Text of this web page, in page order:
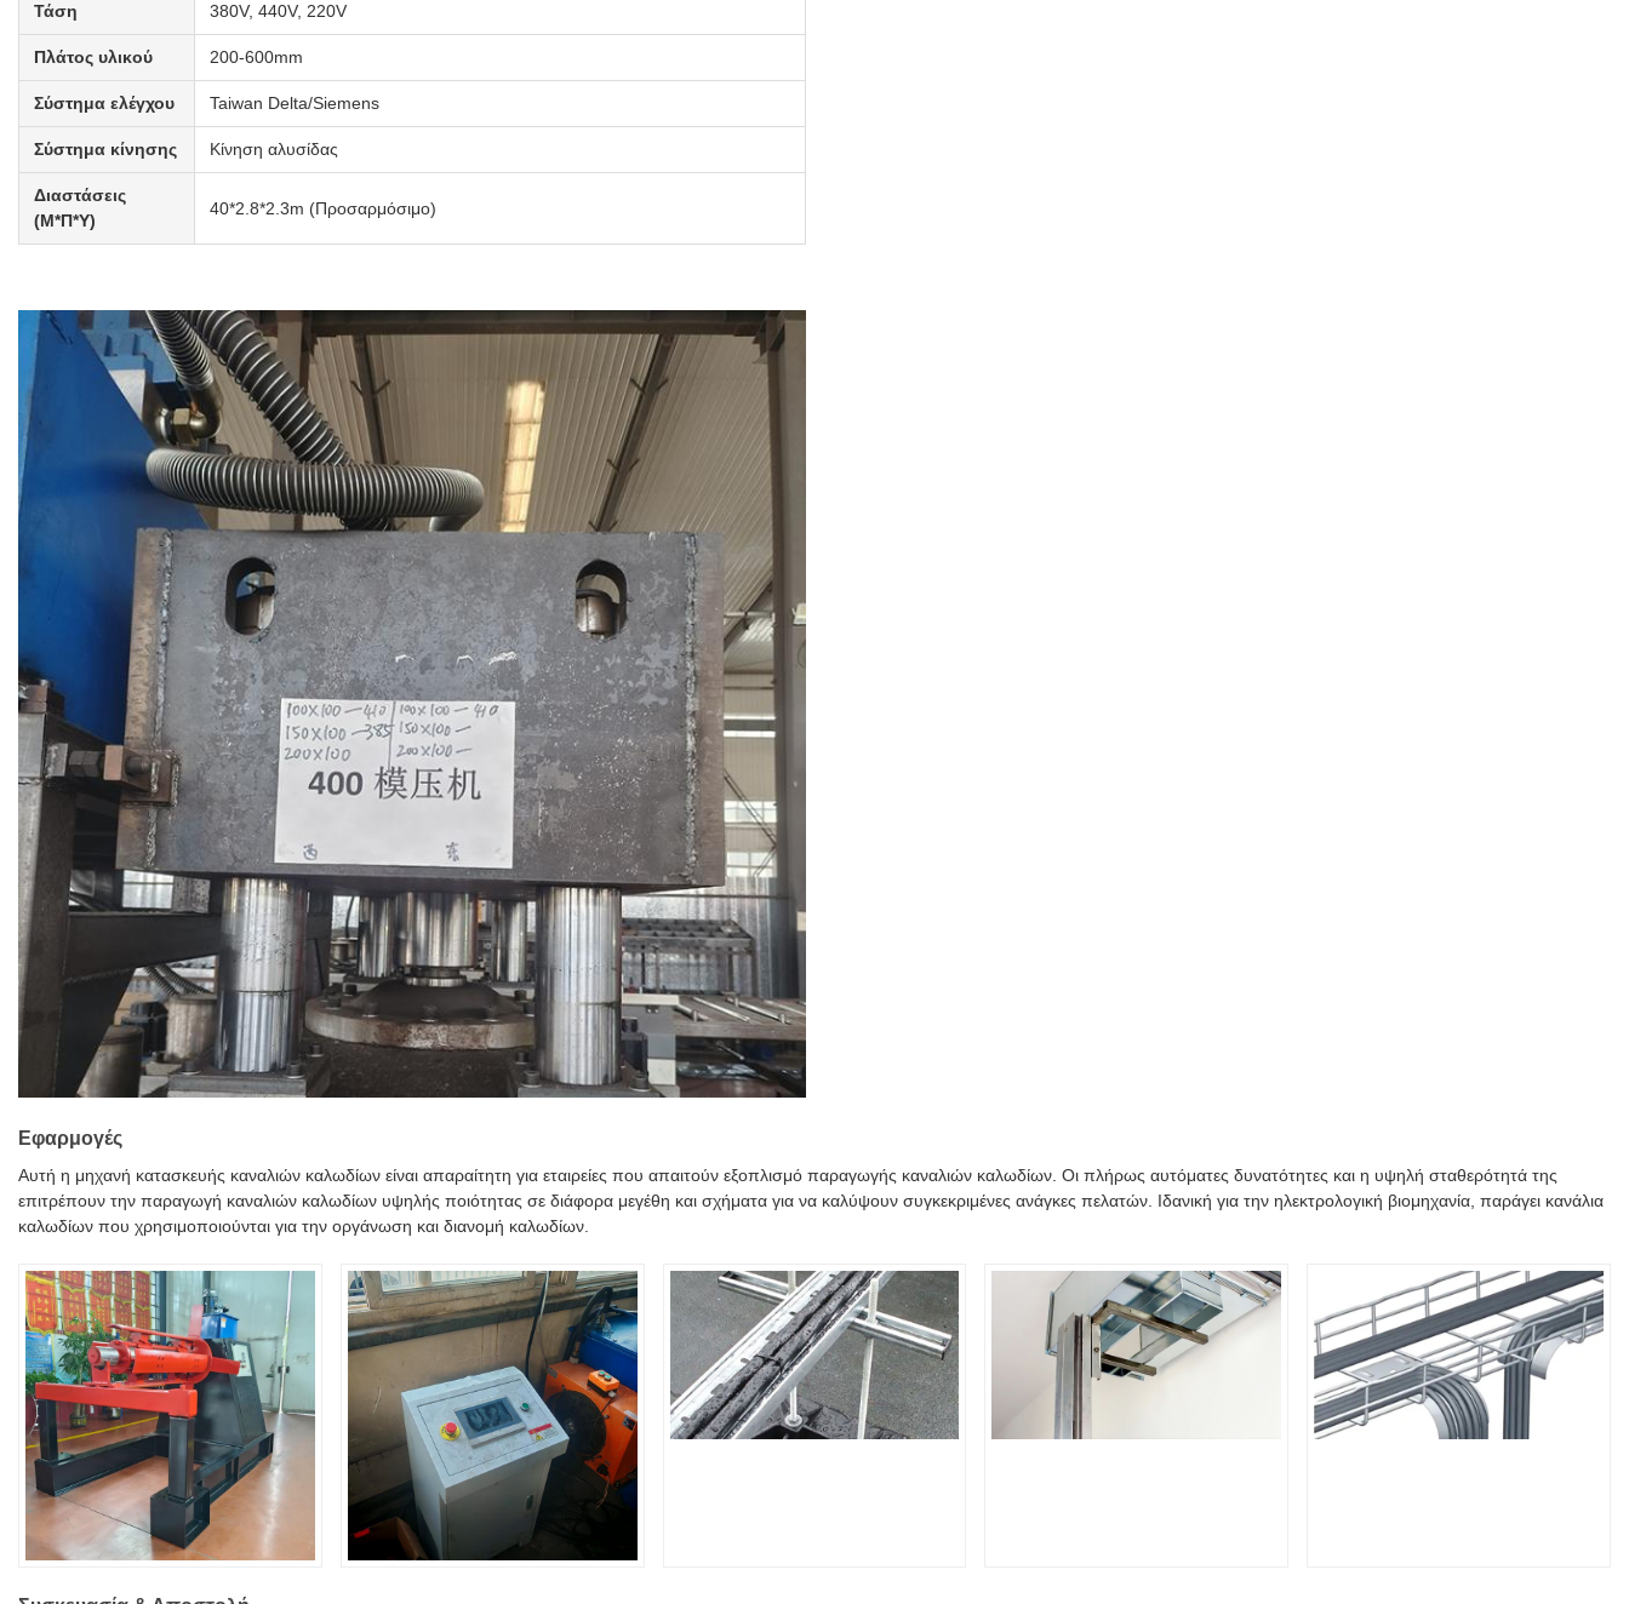
Τάση 380V, 440V, 220V
Πλάτος υλικού 200-600mm
Σύστημα ελέγχου Taiwan Delta/Siemens
Σύστημα κίνησης Κίνηση αλυσίδας
Διαστάσεις
(Μ*Π*Υ)
40*2.8*2.3m (Προσαρμόσιμο)
Εφαρμογές
Αυτή η μηχανή κατασκευής καναλιών καλωδίων είναι απαραίτητη για εταιρείες που απαιτούν εξοπλισμό παραγωγής καναλιών καλωδίων. Οι πλήρως αυτόματες δυνατότητες και η υψηλή σταθερότητά της
επιτρέπουν την παραγωγή καναλιών καλωδίων υψηλής ποιότητας σε διάφορα μεγέθη και σχήματα για να καλύψουν συγκεκριμένες ανάγκες πελατών. Ιδανική για την ηλεκτρολογική βιομηχανία, παράγει κανάλια
καλωδίων που χρησιμοποιούνται για την οργάνωση και διανομή καλωδίων.